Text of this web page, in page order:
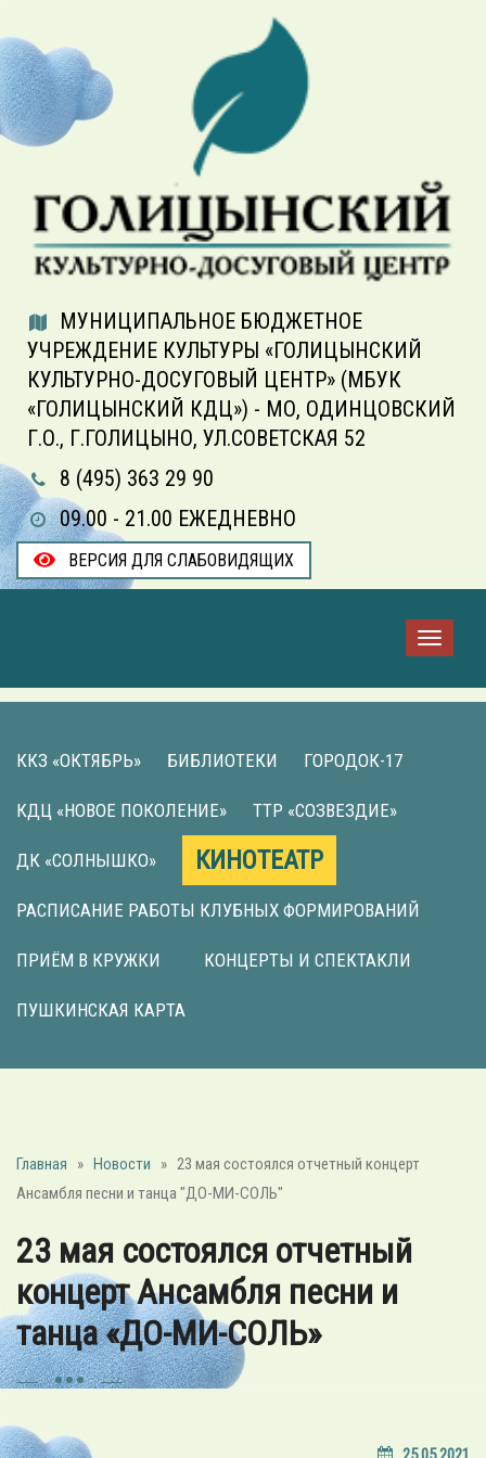
МУНИЦИПАЛЬНОЕ БЮДЖЕТНОЕ
УЧРЕЖДЕНИЕ КУЛЬТУРЫ «ГОЛИЦЫНСКИЙ
КУЛЬТУРНО-ДОСУГОВЫЙ ЦЕНТР» (МБУК
«ГОЛИЦЫНСКИЙ КДЦ») - МО, ОДИНЦОВСКИЙ
Г.О., Г.ГОЛИЦЫНО, УЛ.СОВЕТСКАЯ 52
8 (495) 363 29 90
09.00 - 21.00 ЕЖЕДНЕВНО
ВЕРСИЯ ДЛЯ СЛАБОВИДЯЩИХ
ККЗ «ОКТЯБРЬ» БИБЛИОТЕКИ ГОРОДОК-17
КДЦ «НОВОЕ ПОКОЛЕНИЕ» ТТР «СОЗВЕЗДИЕ»
ДК «СОЛНЫШКО» КИНОТЕАТР
РАСПИСАНИЕ РАБОТЫ КЛУБНЫХ ФОРМИРОВАНИЙ
ПРИЁМ В КРУЖКИ КОНЦЕРТЫ И СПЕКТАКЛИ
ПУШКИНСКАЯ КАРТА
Главная » Новости » 23 мая состоялся отчетный концерт
Ансамбля песни и танца "ДО-МИ-СОЛЬ"
23 мая состоялся отчетный
концерт Ансамбля песни и
танца «ДО-МИ-СОЛЬ»